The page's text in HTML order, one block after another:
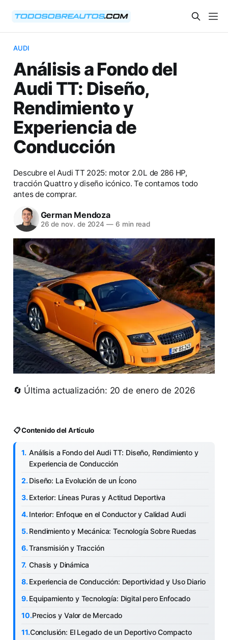
AUDI
Análisis a Fondo del
Audi TT: Diseño,
Rendimiento y
Experiencia de
Conducción
Descubre el Audi TT 2025: motor 2.0L de 286 HP,
tracción Quattro y diseño icónico. Te contamos todo
antes de comprar.
German Mendoza
26 de nov. de 2024 — 6 min read
🔄 Última actualización: 20 de enero de 2026
📋 Contenido del Artículo
Análisis a Fondo del Audi TT: Diseño, Rendimiento y
Experiencia de Conducción
Diseño: La Evolución de un Ícono
Exterior: Líneas Puras y Actitud Deportiva
Interior: Enfoque en el Conductor y Calidad Audi
Rendimiento y Mecánica: Tecnología Sobre Ruedas
Transmisión y Tracción
Chasis y Dinámica
Experiencia de Conducción: Deportividad y Uso Diario
Equipamiento y Tecnología: Digital pero Enfocado
Precios y Valor de Mercado
Conclusión: El Legado de un Deportivo Compacto